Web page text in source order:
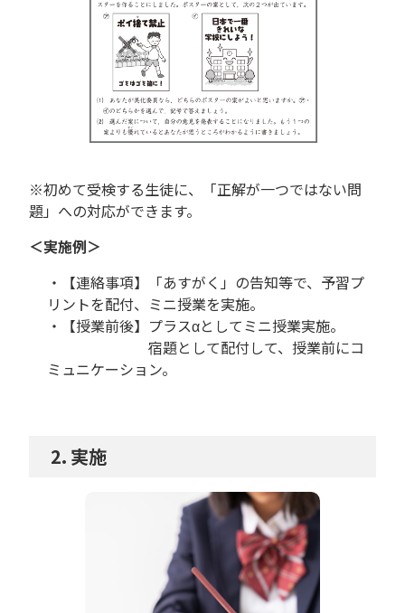
※初めて受検する生徒に、「正解が一つではない問
題」への対応ができます。
＜実施例＞
・【連絡事項】「あすがく」の告知等で、予習プ
リントを配付、ミニ授業を実施。
・【授業前後】プラスαとしてミニ授業実施。
宿題として配付して、授業前にコ
ミュニケーション。
実施